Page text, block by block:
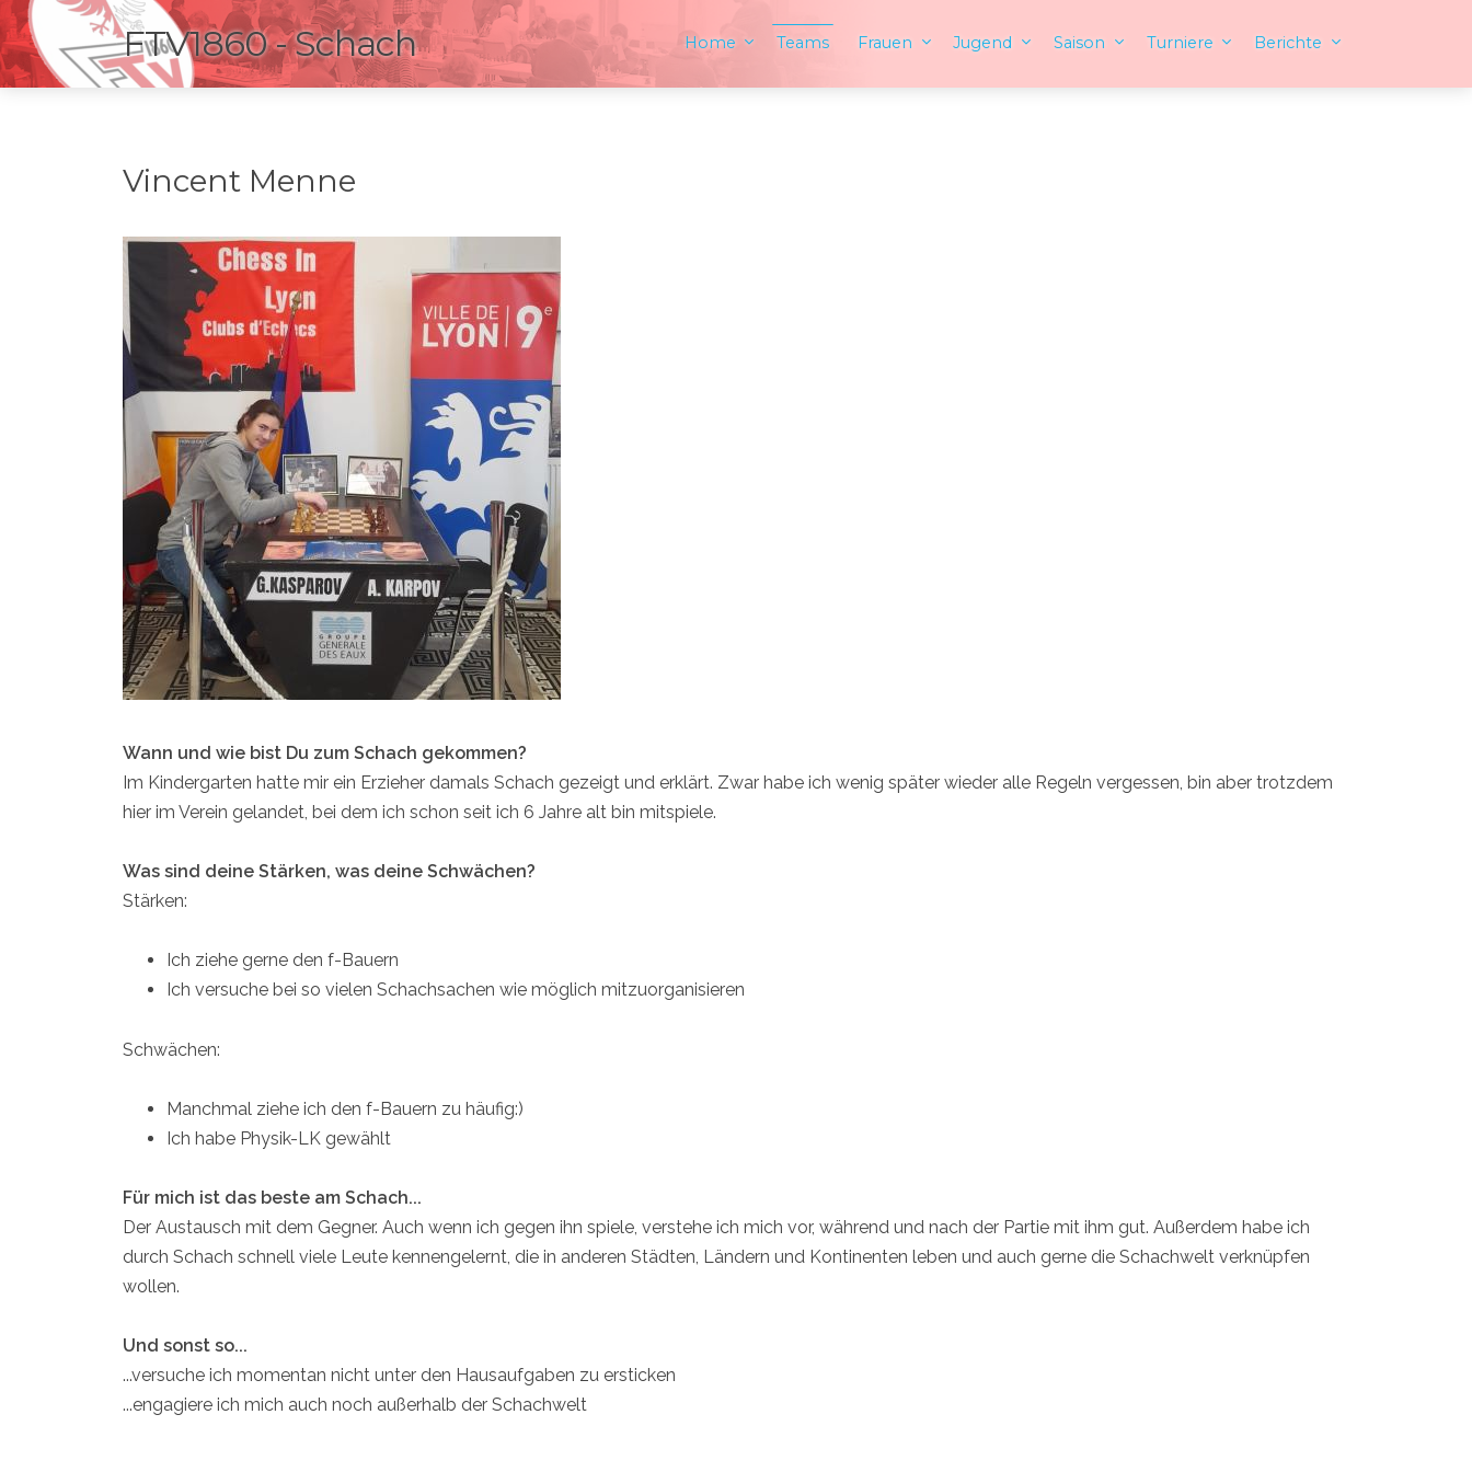
FTV1860 - Schach Home Teams Frauen Jugend Saison Turniere Berichte
Vincent Menne
Wann und wie bist Du zum Schach gekommen?
Im Kindergarten hatte mir ein Erzieher damals Schach gezeigt und erklärt. Zwar habe ich wenig später wieder alle Regeln vergessen, bin aber trotzdem
hier im Verein gelandet, bei dem ich schon seit ich 6 Jahre alt bin mitspiele.
Was sind deine Stärken, was deine Schwächen?
Stärken:
Ich ziehe gerne den f-Bauern
Ich versuche bei so vielen Schachsachen wie möglich mitzuorganisieren
Schwächen:
Manchmal ziehe ich den f-Bauern zu häufig:)
Ich habe Physik-LK gewählt
Für mich ist das beste am Schach...
Der Austausch mit dem Gegner. Auch wenn ich gegen ihn spiele, verstehe ich mich vor, während und nach der Partie mit ihm gut. Außerdem habe ich
durch Schach schnell viele Leute kennengelernt, die in anderen Städten, Ländern und Kontinenten leben und auch gerne die Schachwelt verknüpfen
wollen.
Und sonst so...
...versuche ich momentan nicht unter den Hausaufgaben zu ersticken
...engagiere ich mich auch noch außerhalb der Schachwelt